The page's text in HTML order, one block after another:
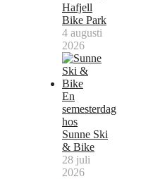
Hafjell
Bike Park
4 augusti
2026
En
semesterdag
hos
Sunne Ski
& Bike
28 juli
2026